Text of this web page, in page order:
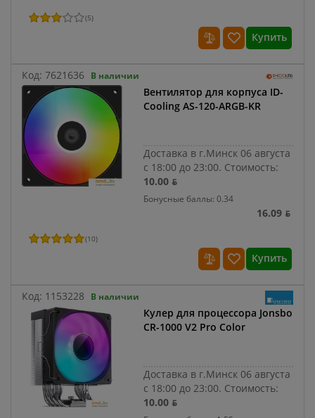
(5)
Купить
Код: 7621636 В наличии
Вентилятор для корпуса ID-
Cooling AS-120-ARGB-KR
Доставка в г.Минск 06 августа
с 18:00 до 23:00. Стоимость:
10.00 ƃ
Бонусные баллы: 0.34
16.09 ƃ
(10)
Купить
Код: 1153228 В наличии
Кулер для процессора Jonsbo
CR-1000 V2 Pro Color
Доставка в г.Минск 06 августа
с 18:00 до 23:00. Стоимость:
10.00 ƃ